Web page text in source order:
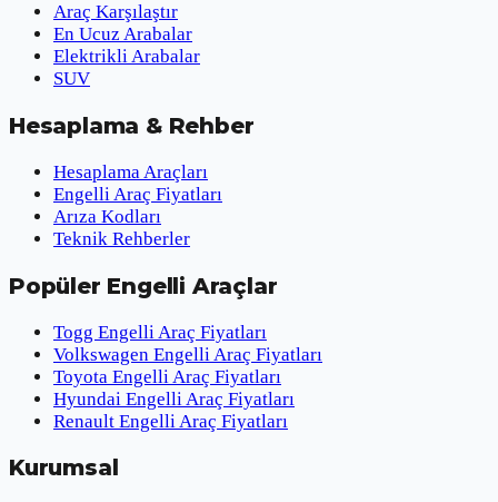
Araç Karşılaştır
En Ucuz Arabalar
Elektrikli Arabalar
SUV
Hesaplama & Rehber
Hesaplama Araçları
Engelli Araç Fiyatları
Arıza Kodları
Teknik Rehberler
Popüler Engelli Araçlar
Togg Engelli Araç Fiyatları
Volkswagen Engelli Araç Fiyatları
Toyota Engelli Araç Fiyatları
Hyundai Engelli Araç Fiyatları
Renault Engelli Araç Fiyatları
Kurumsal